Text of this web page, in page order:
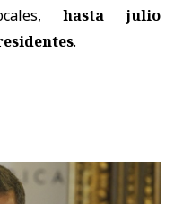
hasta julio
.